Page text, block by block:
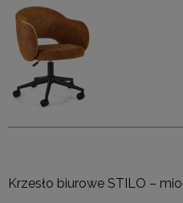
Krzesło biurowe STILO –